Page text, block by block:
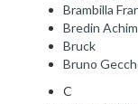
Brambilla
Bredin Achim
Bruck
Bruno
C